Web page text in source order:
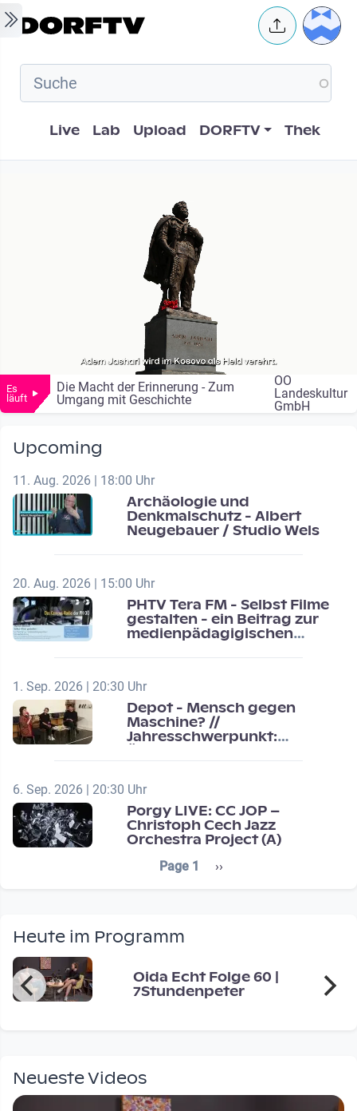
Skip to main content User
Hauptnavigation
Live Lab Upload DORFTV Thek
Es
läuft
Die Macht der Erinnerung - Zum
Umgang mit Geschichte
OÖ
Landeskultur
GmbH
Upcoming
11. Aug. 2026 | 18:00 Uhr
Archäologie und
Denkmalschutz - Albert
Neugebauer / Studio Wels
20. Aug. 2026 | 15:00 Uhr
PHTV Tera FM - Selbst Filme
gestalten - ein Beitrag zur
medienpädagigischen
1. Sep. 2026 | 20:30 Uhr
Depot - Mensch gegen
Maschine? //
Jahresschwerpunkt:
6. Sep. 2026 | 20:30 Uhr
Porgy LIVE: CC JOP –
Christoph Cech Jazz
Orchestra Project (A)
Seitennummerierung
Page 1 Next page
››
Heute im Programm
Oida Echt Folge 60 |
7Stundenpeter
Neueste Videos